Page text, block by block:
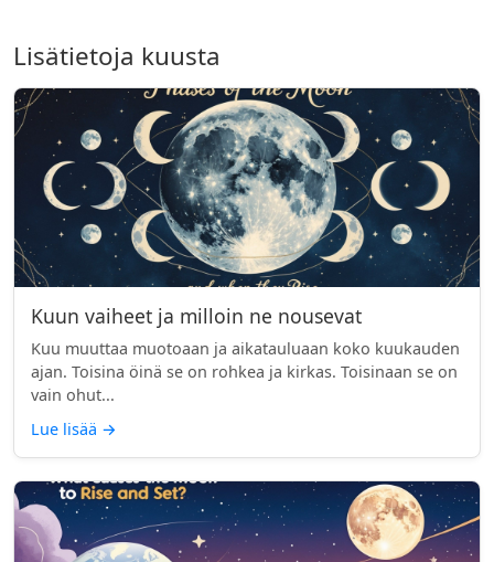
Lisätietoja kuusta
Kuun vaiheet ja milloin ne nousevat
Kuu muuttaa muotoaan ja aikatauluaan koko kuukauden
ajan. Toisina öinä se on rohkea ja kirkas. Toisinaan se on
vain ohut...
Lue lisää →